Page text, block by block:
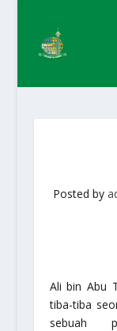
Posted by
Ali bin Abu
tiba-tiba
sebuah